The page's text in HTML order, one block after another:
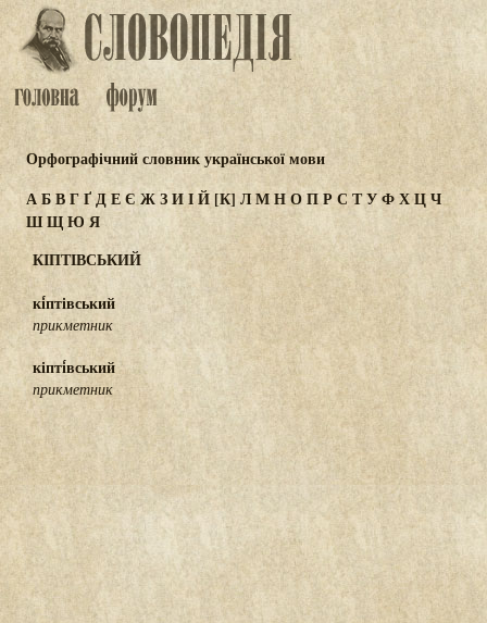
Орфографічний словник української мови
АБВГҐДЕЄ ЖЗИІЙ [К] ЛМНОПР СТУФХЦЧ
ШЩЮЯ
КІПТІВСЬКИЙ
кі́птівський
прикметник
кіпті́вський
прикметник